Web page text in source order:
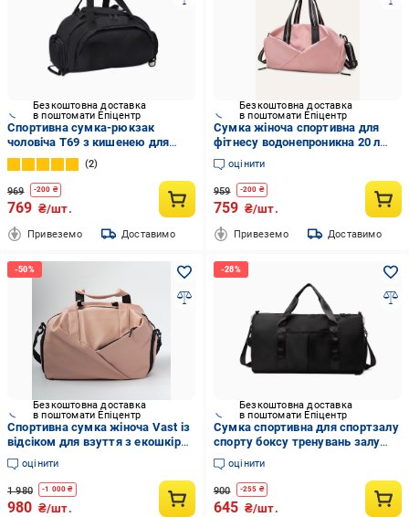
Безкоштовна доставка
в поштомати Епіцентр
Спортивна сумка-рюкзак
чоловіча T69 з кишенею для
взуття для тренувань Чорний
2
969 -200 ₴
769 ₴/шт.
Привеземо Доставимо
Безкоштовна доставка
в поштомати Епіцентр
Сумка жіноча спортивна для
фітнесу водонепроникна 20 л
Рожевий (73528)
оцінити
959 -200 ₴
759 ₴/шт.
Привеземо Доставимо
Безкоштовна доставка
в поштомати Епіцентр
Спортивна сумка жіноча Vast із
відсіком для взуття з екошкіри
27 л Pink (35889289)
оцінити
1 980 -1 000 ₴
980 ₴/шт.
Безкоштовна доставка
в поштомати Епіцентр
Сумка спортивна для спортзалу
спорту боксу тренувань залу
фітнесу дорожня жіноча
чоловіча велика сумки
спортивні в спортзал
(2794329518)
оцінити
900 -255 ₴
645 ₴/шт.